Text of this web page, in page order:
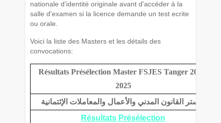
nationale d'identité originale avant d'accéder à la
salle d'examen si la licence demande un test ecrite
ou orale.
Voici la liste des Masters et les détails des
convocations:
Résultats Présélection Master FSJES Tanger 2024-
2025
ماستر القانون المدني والأعمال والمعاملات الإئتمانية
Résultats Présélection